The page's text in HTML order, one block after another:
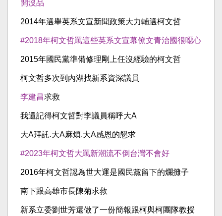
開沒品
2014年選舉英系文宣新聞政策大力輔選柯文哲
#2018年柯文哲罵這些英系文宣幕僚文青治國很噁心
2015年國民黨準備修理剛上任沒經驗的柯文哲
柯文哲多次到內湖找新系資深議員
李建昌求救
我還記得柯文哲對李議員稱呼大A
大A拜託.大A麻煩.大A感恩的懇求
#2023年柯文哲大罵新潮流不倒台灣不會好
2016年柯文哲認為世大運是國民黨留下的爛攤子
南下跟高雄市長陳菊求救
新系立委劉世芳還做了一份簡報跟柯與柯團隊教授